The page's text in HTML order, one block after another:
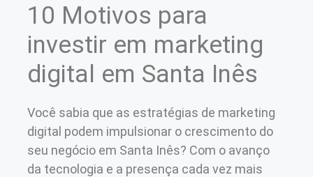
10 Motivos para
investir em marketing
digital em Santa Inês
Você sabia que as estratégias de marketing
digital podem impulsionar o crescimento do
seu negócio em Santa Inês? Com o avanço
da tecnologia e a presença cada vez mais